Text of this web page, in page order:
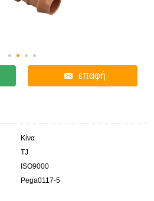
επαφή
Κίνα
TJ
ISO9000
Pega0117-5